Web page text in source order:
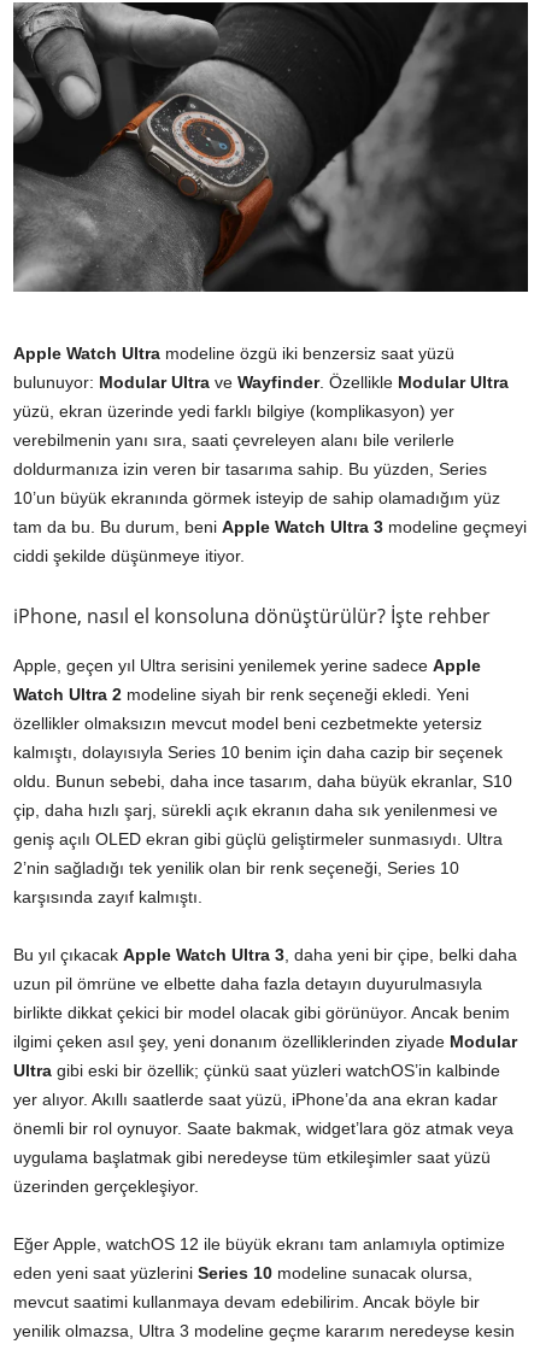
Apple Watch Ultra modeline özgü iki benzersiz saat yüzü
bulunuyor: Modular Ultra ve Wayfinder. Özellikle Modular Ultra
yüzü, ekran üzerinde yedi farklı bilgiye (komplikasyon) yer
verebilmenin yanı sıra, saati çevreleyen alanı bile verilerle
doldurmanıza izin veren bir tasarıma sahip. Bu yüzden, Series
10’un büyük ekranında görmek isteyip de sahip olamadığım yüz
tam da bu. Bu durum, beni Apple Watch Ultra 3 modeline geçmeyi
ciddi şekilde düşünmeye itiyor.
iPhone, nasıl el konsoluna dönüştürülür? İşte rehber
Apple, geçen yıl Ultra serisini yenilemek yerine sadece Apple
Watch Ultra 2 modeline siyah bir renk seçeneği ekledi. Yeni
özellikler olmaksızın mevcut model beni cezbetmekte yetersiz
kalmıştı, dolayısıyla Series 10 benim için daha cazip bir seçenek
oldu. Bunun sebebi, daha ince tasarım, daha büyük ekranlar, S10
çip, daha hızlı şarj, sürekli açık ekranın daha sık yenilenmesi ve
geniş açılı OLED ekran gibi güçlü geliştirmeler sunmasıydı. Ultra
2’nin sağladığı tek yenilik olan bir renk seçeneği, Series 10
karşısında zayıf kalmıştı.
Bu yıl çıkacak Apple Watch Ultra 3, daha yeni bir çipe, belki daha
uzun pil ömrüne ve elbette daha fazla detayın duyurulmasıyla
birlikte dikkat çekici bir model olacak gibi görünüyor. Ancak benim
ilgimi çeken asıl şey, yeni donanım özelliklerinden ziyade Modular
Ultra gibi eski bir özellik; çünkü saat yüzleri watchOS’in kalbinde
yer alıyor. Akıllı saatlerde saat yüzü, iPhone’da ana ekran kadar
önemli bir rol oynuyor. Saate bakmak, widget’lara göz atmak veya
uygulama başlatmak gibi neredeyse tüm etkileşimler saat yüzü
üzerinden gerçekleşiyor.
Eğer Apple, watchOS 12 ile büyük ekranı tam anlamıyla optimize
eden yeni saat yüzlerini Series 10 modeline sunacak olursa,
mevcut saatimi kullanmaya devam edebilirim. Ancak böyle bir
yenilik olmazsa, Ultra 3 modeline geçme kararım neredeyse kesin